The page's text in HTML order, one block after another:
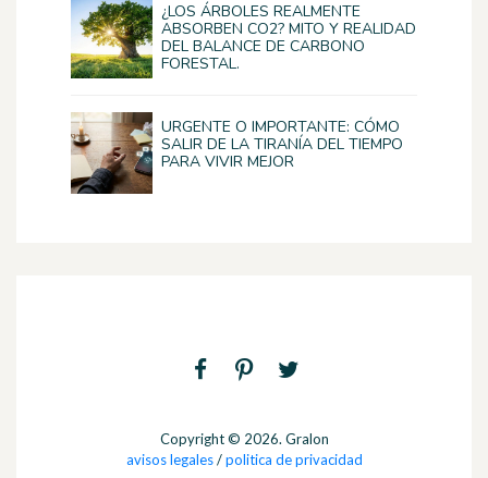
¿LOS ÁRBOLES REALMENTE
ABSORBEN CO2? MITO Y REALIDAD
DEL BALANCE DE CARBONO
FORESTAL.
URGENTE O IMPORTANTE: CÓMO
SALIR DE LA TIRANÍA DEL TIEMPO
PARA VIVIR MEJOR
Copyright © 2026. Gralon
avisos legales/politica de privacidad